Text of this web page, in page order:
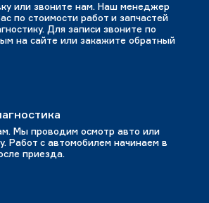
или звоните нам. Наш менеджер
по стоимости работ и запчастей
Для записи звоните по
на сайте или закажите обратный
Мы проводим осмотр авто или
Работ с автомобилем начинаем в
приезда.